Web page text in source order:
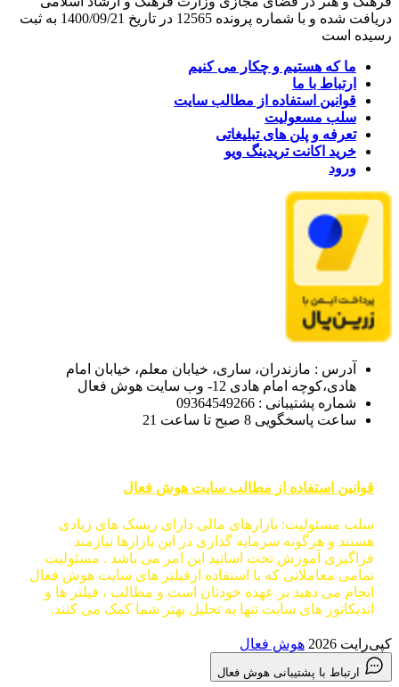
دریافت شده و با شماره پرونده 12565 در تاریخ 1400/09/21 به ثبت
رسیده است
ما که هستیم و چکار می کنیم
ارتباط با ما
قوانین استفاده از مطالب سایت
سلب مسعولیت
تعرفه و پلن های تبلیغاتی
خرید اکانت تریدینگ ویو
ورود
آدرس : مازندران، ساری، خیابان معلم، خیابان امام
هادی،کوچه امام هادی 12- وب سایت هوش فعال
شماره پشتیبانی : 09364549266
ساعت پاسخگویی 8 صبح تا ساعت 21
قوانین استفاده از مطالب سایت هوش فعال
سلب مسئولیت: بازارهای مالی دارای ریسک های زیادی
هستند و هرگونه سرمایه گذاری در این بازارها نیازمند
فراگیری آموزش تحت اساتید این امر می باشد . مسئولیت
تمامی معاملاتی که با استفاده ازفیلتر های سایت هوش فعال
انجام می دهید بر عهده خودتان است و مطالب ، فیلتر ها و
اندیکاتور های سایت تنها به تحلیل بهتر شما کمک می کنند.
کپی‌رایت 2026 هوش فعال
ارتباط با پشتیبانی هوش فعال